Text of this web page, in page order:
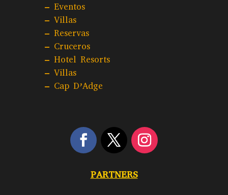
–Eventos
–Villas
–Reservas
– Cruceros
–Hotel Resorts
– Villas
– Cap D’Adge
PARTNERS